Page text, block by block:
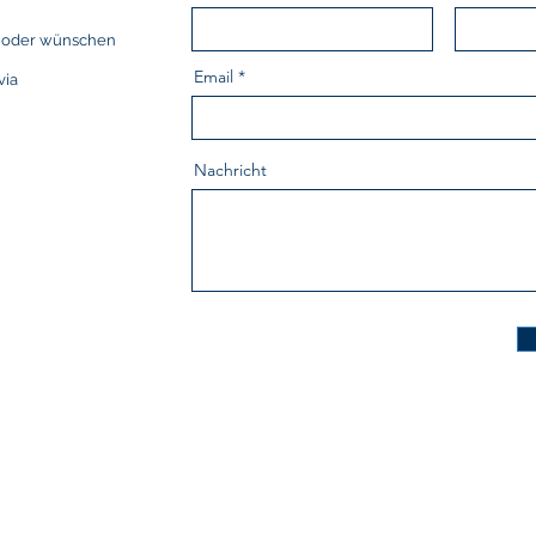
wünschen
Email
Nachricht